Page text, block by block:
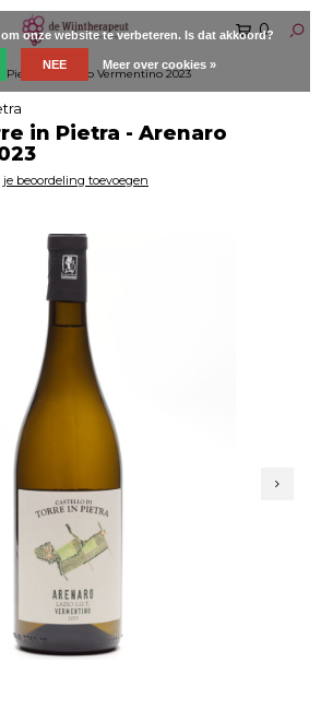
0
Pietra - Arenaro Vermentino 2023
in Pietra - Arenaro
je beoordeling toevoegen
onze website te verbeteren. Is dat akkoord?
NEE Meer over cookies »